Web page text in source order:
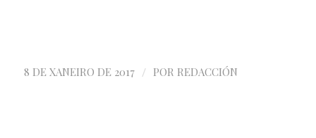
8 DE XANEIRO DE 2017 / POR REDACCIÓN